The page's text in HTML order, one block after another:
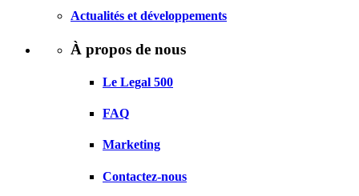
Actualités et développements
À propos de nous
Le Legal 500
FAQ
Marketing
Contactez-nous